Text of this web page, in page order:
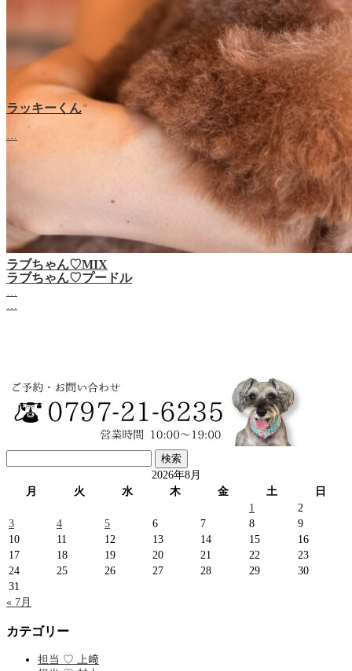
ラブちゃん♡プードル
ラッキーくん
ラブちゃん♡MIX
索:
2026年8月
月
火 水 木 金 土
日
1
2
3
4 5 6 7 8
9
10
11 12 13 14 15
16
17
18 19 20 21 22
23
24
25 26 27 28 29
30
31
« 7月
カテゴリー
担当 ♡ 上﨑